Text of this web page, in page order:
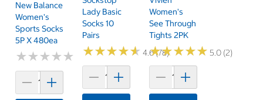
New Balance
Women's
Sports Socks
5P X 480ea
★★★★★
★★★★★
Lady Basic
Socks 10
Pairs
★★★★★
★★★★★ 4.6 (78)
Women's
See Through
Tights 2PK
★★★★★
★★★★★ 5.0 (2)